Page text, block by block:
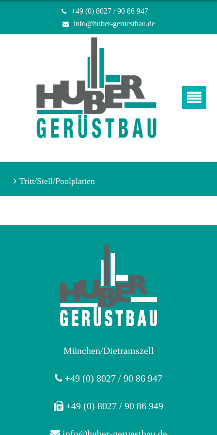
+49 (0) 8027 / 90 86 947
info@huber-geruestbau.de
Tritt/Stell/Poolplatten
München/Dietramszell
+49 (0) 8027 / 90 86 947
+49 (0) 8027 / 90 86 949